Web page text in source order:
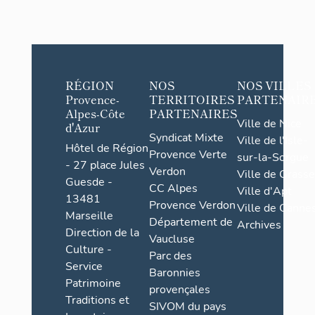
RÉGION
Provence-
Alpes-Côte
d'Azur
Hôtel de Région
- 27 place Jules
Guesde -
13481
Marseille
Direction de la
Culture -
Service
Patrimoine
Traditions et
NOS
TERRITOIRES
PARTENAIRES
Syndicat Mixte
Provence Verte
Verdon
CC Alpes
Provence Verdon
Département de
Vaucluse
Parc des
Baronnies
provençales
SIVOM du pays
NOS VILLES
Ville de Nice
Ville de l'Isle-
sur-la-Sorgue
Ville de Grasse
Ville d'Apt
Ville de
Archives